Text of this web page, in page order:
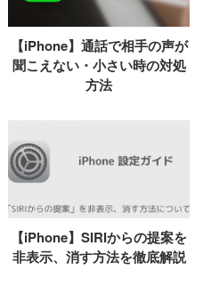
【iPhone】通話で相手の声が
聞こえない・小さい時の対処
方法
【iPhone】SIRIからの提案を
非表示、消す方法を徹底解説